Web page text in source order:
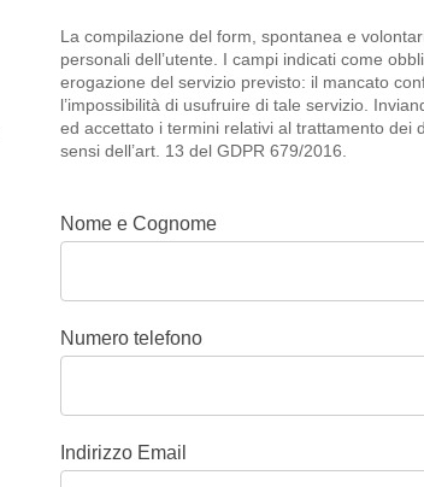
La compilazione del form, spontanea e
personali dell’utente. I campi indicati come
erogazione del servizio previsto: il mancato
l’impossibilità di usufruire di tale servizio.
ed accettato i termini relativi al trattamento dei
sensi dell’art. 13 del GDPR 679/2016.
Nome e Cognome
Numero telefono
Indirizzo Email